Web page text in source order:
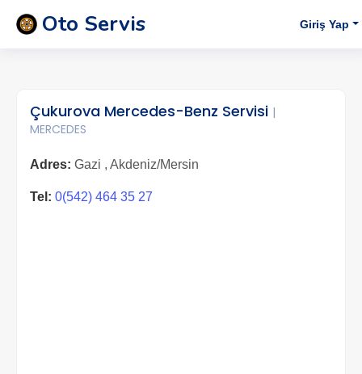
Oto Servis Giriş Yap
Çukurova Mercedes-Benz Servisi |
MERCEDES
Adres: Gazi , Akdeniz/Mersin
Tel: 0(542) 464 35 27